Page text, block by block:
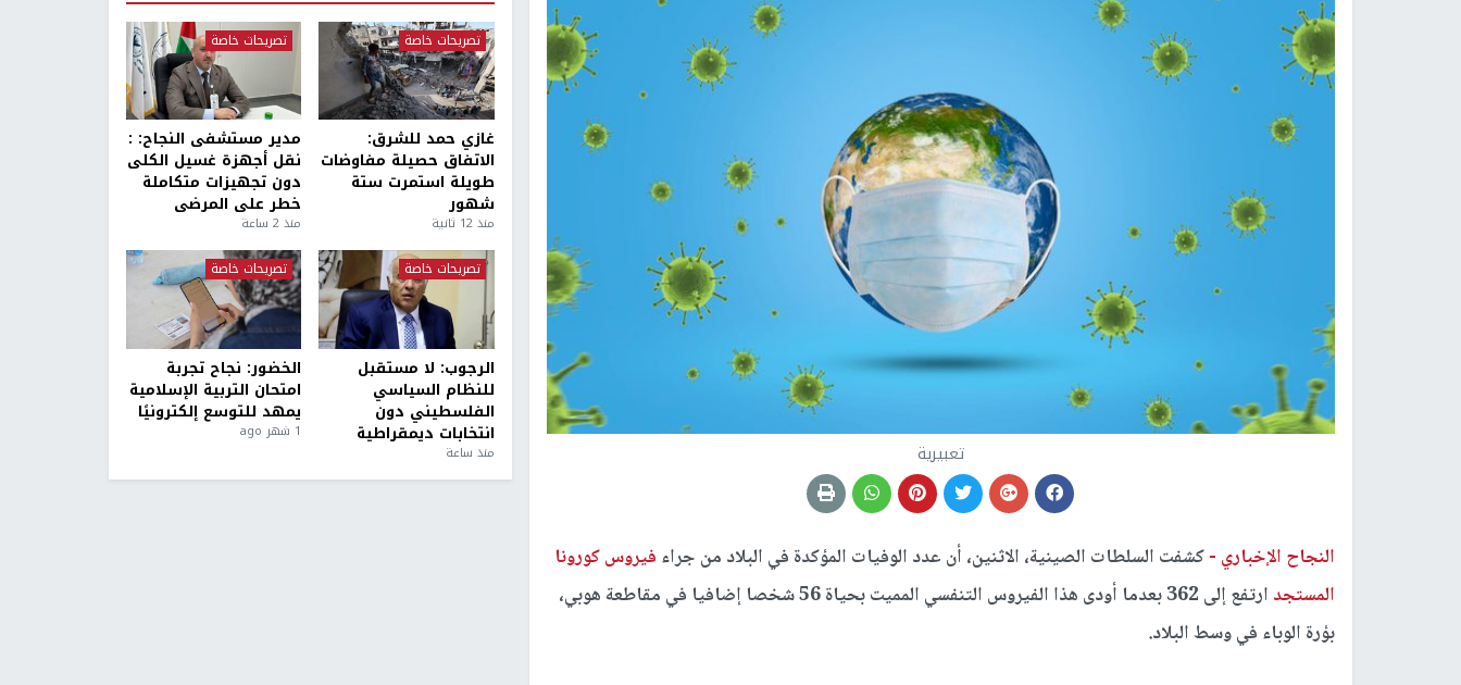
تعبيرية
النجاح الإخباري -كشفت السلطات الصينية، الاثنين، أن عدد الوفيات المؤكدة في البلاد من جراء فيروس كورونا
المستجد
ارتفع إلى 362 بعدما أودى هذا الفيروس التنفسي المميت بحياة 56 شخصا إضافيا في مقاطعة هوبي،
بؤرة الوباء في وسط البلاد.
تصريحات خاصة
غازي حمد للشرق:
الاتفاق حصيلة مفاوضات
طويلة استمرت ستة
شهور
منذ 12 ثانية
تصريحات خاصة
مدير مستشفى النجاح: :
نقل أجهزة غسيل الكلى
دون تجهيزات متكاملة
خطر على المرضى
منذ 2 ساعة
تصريحات خاصة
الرجوب: لا مستقبل
للنظام السياسي
الفلسطيني دون
انتخابات ديمقراطية
منذ ساعة
تصريحات خاصة
الخضور: نجاح تجربة
امتحان التربية الإسلامية
يمهد للتوسع إلكترونيًا
1 شهر ago